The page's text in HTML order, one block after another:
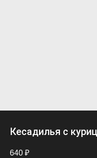
Кесадилья с
640 ₽